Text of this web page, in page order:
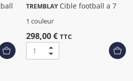
TREMBLAY Cible football a 7
1 couleur
298,00 € TTC